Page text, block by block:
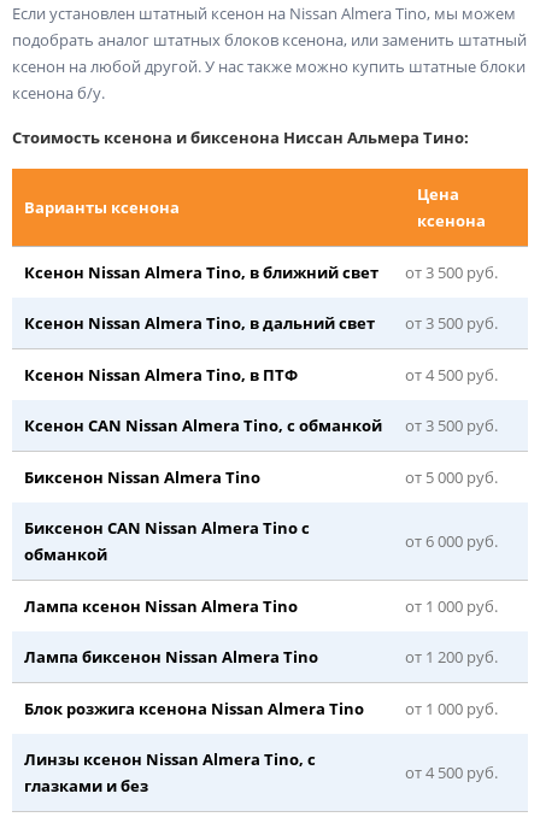
Если установлен штатный ксенон на Nissan Almera Tino, мы можем
подобрать аналог штатных блоков ксенона, или заменить штатный
ксенон на любой другой. У нас также можно купить штатные блоки
ксенона б/у.
Стоимость ксенона и биксенона Ниссан Альмера Тино:
Варианты ксенона
Цена
ксенона
Ксенон Nissan Almera Tino, в ближний свет от 3 500 руб.
Ксенон Nissan Almera Tino, в дальний свет от 3 500 руб.
Ксенон Nissan Almera Tino, в ПТФ от 4 500 руб.
Ксенон CAN Nissan Almera Tino, с обманкой от 3 500 руб.
Биксенон Nissan Almera Tino от 5 000 руб.
Биксенон CAN Nissan Almera Tino с
обманкой
от 6 000 руб.
Лампа ксенон Nissan Almera Tino от 1 000 руб.
Лампа биксенон Nissan Almera Tino от 1 200 руб.
Блок розжига ксенона Nissan Almera Tino от 1 000 руб.
Линзы ксенон Nissan Almera Tino, с
глазками и без
от 4 500 руб.